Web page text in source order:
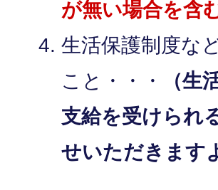
が無い場合を含
生活保護制度な
こと・・・
（生
支給を受けられ
せいただきます